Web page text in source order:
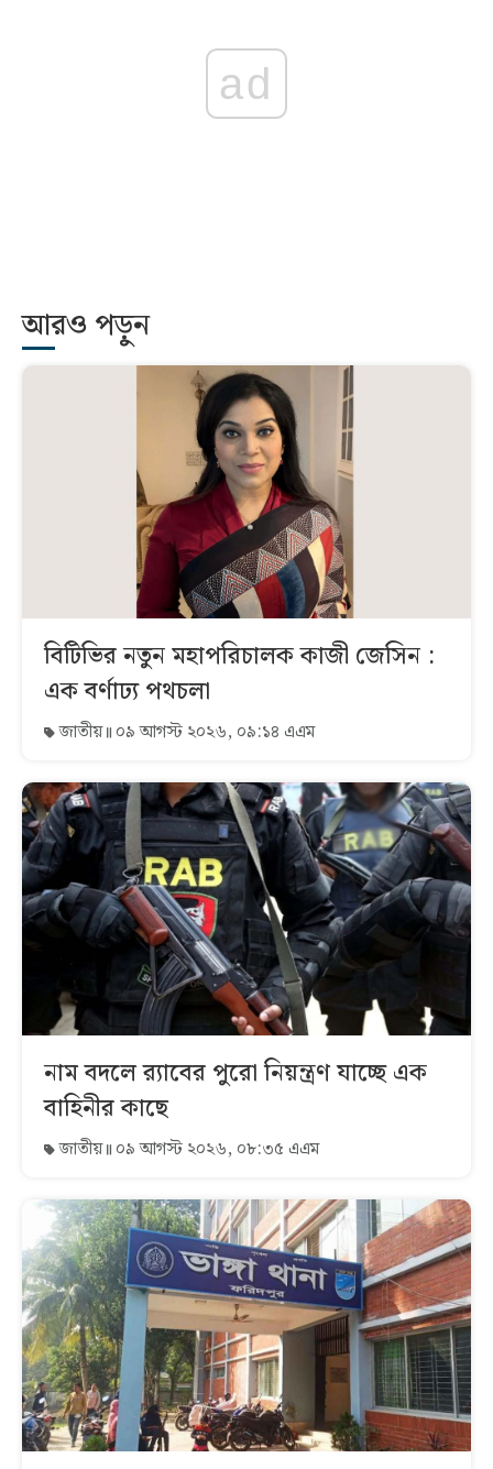
ad
আরও পড়ুন
বিটিভির নতুন মহাপরিচালক কাজী জেসিন :
এক বর্ণাঢ্য পথচলা
জাতীয় ০৯ আগস্ট ২০২৬, ০৯:১৪ এএম
নাম বদলে র‌্যাবের পুরো নিয়ন্ত্রণ যাচ্ছে এক
বাহিনীর কাছে
জাতীয় ০৯ আগস্ট ২০২৬, ০৮:৩৫ এএম